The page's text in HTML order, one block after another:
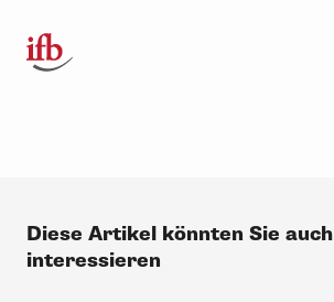
Diese Artikel könnten Sie auch
interessieren